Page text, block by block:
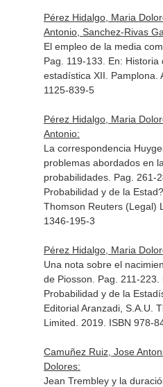
Pérez Hidalgo, Maria
Antonio, Sanchez-Rivas
El empleo de la media
Pag. 119-133. En: Historia
estadística XII .
1125-839-5
Pérez Hidalgo, Maria
Antonio:
La correspondencia
problemas abordados en
probabilidades. Pag. 261-
Probabilidad y de la
Thomson Reuters (Legal)
1346-195-3
Pérez Hidalgo, Maria
Una nota sobre el
de Piosson. Pag. 211-223.
Probabilidad y de la
Editorial Aranzadi, S.A.U.
Limited. 2019. ISBN 978-
Camuñez Ruiz, Jose
Dolores:
Jean Trembley y la